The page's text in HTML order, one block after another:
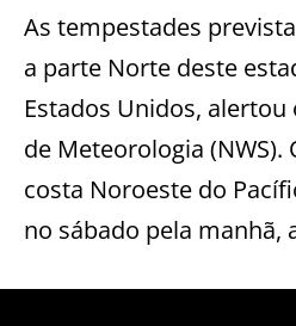
As tempestades
a parte Norte deste
Estados Unidos, alertou
de Meteorologia
costa Noroeste do
no sábado pela manhã,